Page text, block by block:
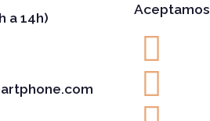
a 14h)
Aceptamos